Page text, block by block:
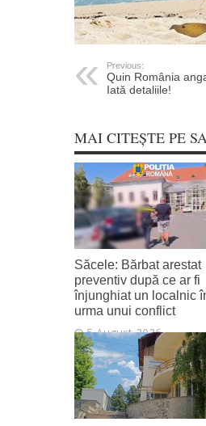
Previous:
Quin România
Iată detaliile!
MAI CITEȘTE PE
Săcele: Bărbat arestat
preventiv după ce ar fi
înjunghiat un localnic
urma unui conflict
5 August 2026